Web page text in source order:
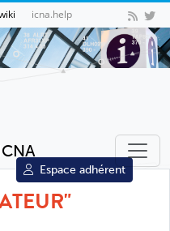
icna.help
Espace adhérent